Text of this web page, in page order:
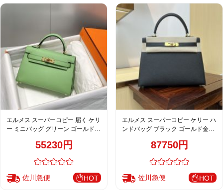
エルメス スーパーコピー 届く ケリ
ー ミニバッグ グリーン ゴールド金
55230円
佐川急便 HOT
エルメス スーパーコピー ケリー ハ
ンドバッグ ブラック ゴールド金具
87750円
佐川急便 HOT